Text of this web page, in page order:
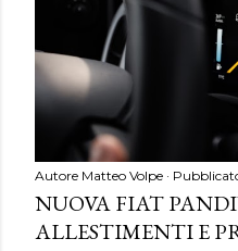
Autore Matteo Volpe
NUOVA FIAT
ALLESTIMENTI E